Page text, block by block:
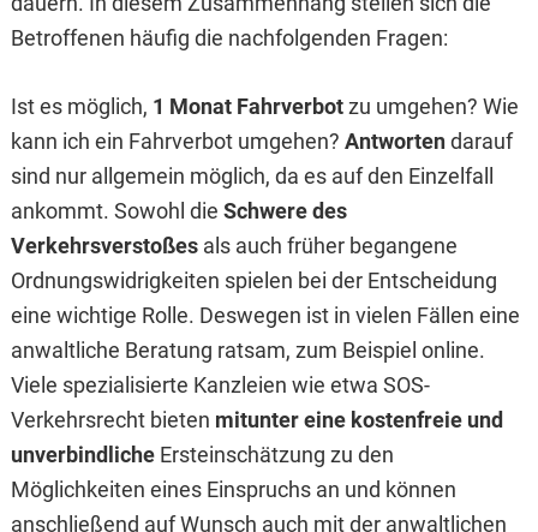
Betroffenen häufig die nachfolgenden Fragen:
Ist es möglich, 1 Monat Fahrverbotzu umgehen? Wie
kann ich ein Fahrverbot umgehen? Antwortendarauf
sind nur allgemein möglich, da es auf den Einzelfall
ankommt. Sowohl die Schwere des
Verkehrsverstoßesals auch früher begangene
Ordnungswidrigkeiten spielen bei der Entscheidung
eine wichtige Rolle. Deswegen ist in vielen Fällen eine
anwaltliche Beratung ratsam, zum Beispiel online.
Viele spezialisierte Kanzleien wie etwa SOS-
Verkehrsrecht bieten mitunter eine kostenfreie und
unverbindlicheErsteinschätzung zu den
Möglichkeiten eines Einspruchs an und können
anschließend auf Wunsch auch mit der anwaltlichen